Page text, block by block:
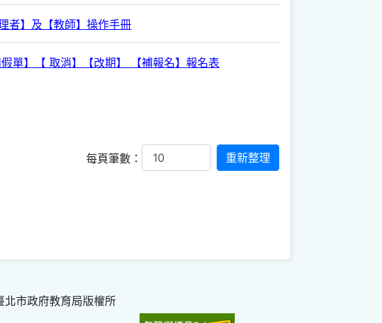
者】及【教師】操作手冊
單】【 取消】【改期】 【補報名】報名表
每頁筆數：
市政府教育局版權所